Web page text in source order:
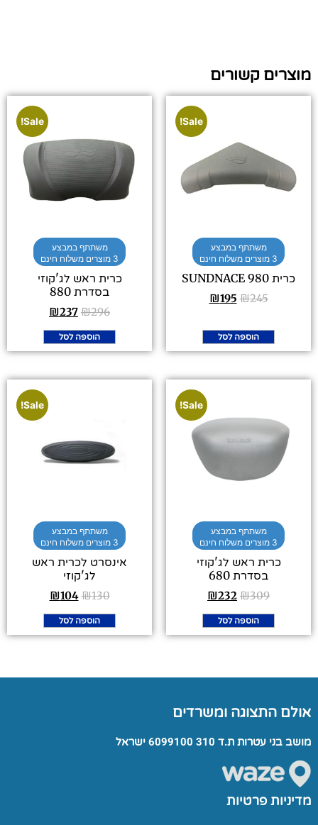
מוצרים קשורים
Sale!
משתתף במבצע
3 מוצרים משלוח חינם
כרית 980 SUNDNACE
₪245
₪195
הוספה לסל
Sale!
משתתף במבצע
3 מוצרים משלוח חינם
כרית ראש לג'קוזי
בסדרת 880
₪296
₪237
הוספה לסל
Sale!
משתתף במבצע
3 מוצרים משלוח חינם
כרית ראש לג'קוזי
בסדרת 680
₪309
₪232
הוספה לסל
Sale!
משתתף במבצע
3 מוצרים משלוח חינם
אינסרט לכרית ראש
לג'קוזי
₪130
₪104
הוספה לסל
אולם התצוגה ומשרדים
מושב בני עטרות ת.ד 310 6099100 ישראל
מדיניות פרטיות